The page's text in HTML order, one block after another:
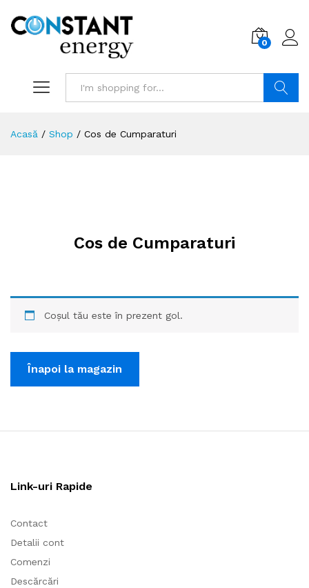
0
Acasă / Shop / Cos de Cumparaturi
Cos de Cumparaturi
Coșul tău este în prezent gol.
Înapoi la magazin
Link-uri Rapide
Contact
Detalii cont
Comenzi
Descărcări